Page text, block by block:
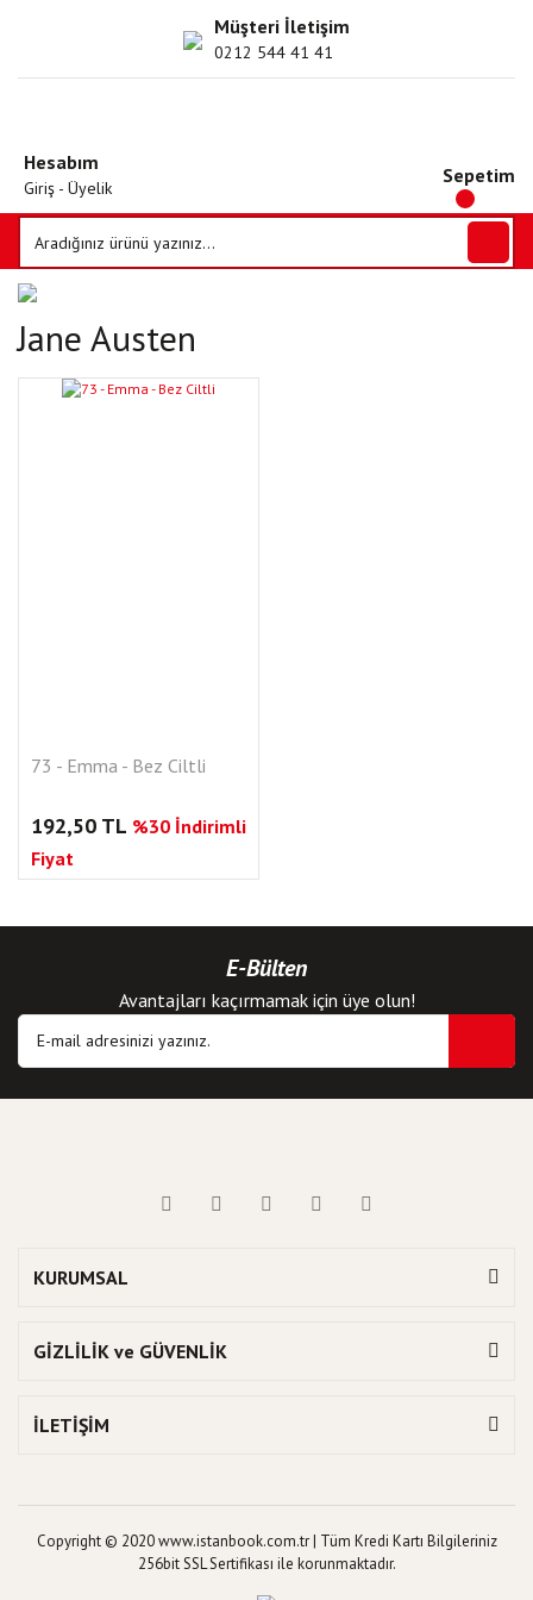
Müşteri İletişim
0212 544 41 41
Hesabım
Giriş - Üyelik
Sepetim
Jane Austen
73 - Emma - Bez Ciltli
192,50 TL %30 İndirimli
Fiyat
E-Bülten
Avantajları kaçırmamak için üye olun!
KURUMSAL
GİZLİLİK ve GÜVENLİK
İLETİŞİM
Copyright © 2020 www.istanbook.com.tr | Tüm Kredi Kartı Bilgileriniz
256bit SSL Sertifikası ile korunmaktadır.